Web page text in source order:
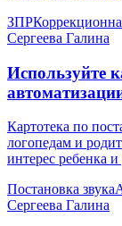
ЗПР
Сергеева Галина
Используйте
Картотека по
логопедам и
интерес ребенка
Постановка звука
Сергеева Галина